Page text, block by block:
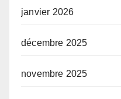
janvier 2026
décembre 2025
novembre 2025